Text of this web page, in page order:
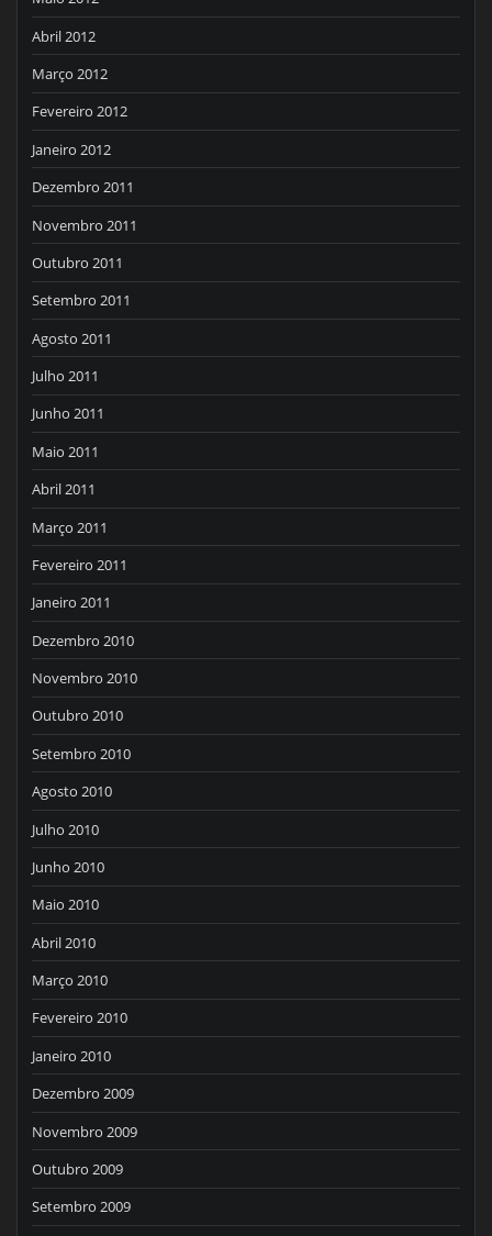
Abril 2012
Março 2012
Fevereiro 2012
Janeiro 2012
Dezembro 2011
Novembro 2011
Outubro 2011
Setembro 2011
Agosto 2011
Julho 2011
Junho 2011
Maio 2011
Abril 2011
Março 2011
Fevereiro 2011
Janeiro 2011
Dezembro 2010
Novembro 2010
Outubro 2010
Setembro 2010
Agosto 2010
Julho 2010
Junho 2010
Maio 2010
Abril 2010
Março 2010
Fevereiro 2010
Janeiro 2010
Dezembro 2009
Novembro 2009
Outubro 2009
Setembro 2009